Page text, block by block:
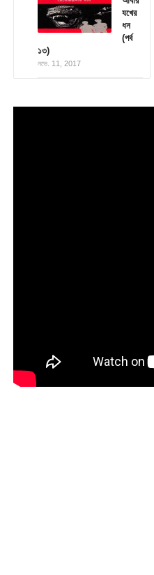
যখের
ধন
(পর্ব
১৩)
নভে. 11, 2017